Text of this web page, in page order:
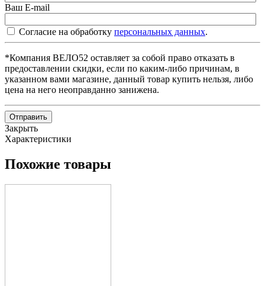
Ваш E-mail
Согласие на обработку персональных данных.
*Компания ВЕЛО52 оставляет за собой право отказать в
предоставлении скидки, если по каким-либо причинам, в
указанном вами магазине, данный товар купить нельзя, либо
цена на него неоправданно занижена.
Отправить
Закрыть
Характеристики
Похожие товары